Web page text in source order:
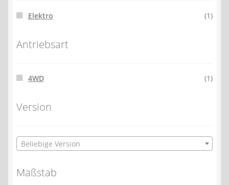
Elektro (1)
Antriebsart
4WD (1)
Version
Beliebige Version
Maßstab